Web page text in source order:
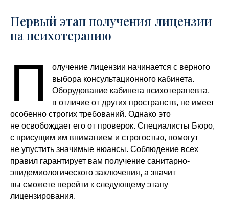
Первый этап получения лицензии
на психотерапию
П
олучение лицензии начинается с верного
выбора консультационного кабинета.
Оборудование кабинета психотерапевта,
в отличие от других пространств, не имеет
особенно строгих требований. Однако это
не освобождает его от проверок. Специалисты Бюро,
с присущим им вниманием и строгостью, помогут
не упустить значимые нюансы. Соблюдение всех
правил гарантирует вам получение санитарно-
эпидемиологического заключения, а значит
вы сможете перейти к следующему этапу
лицензирования.